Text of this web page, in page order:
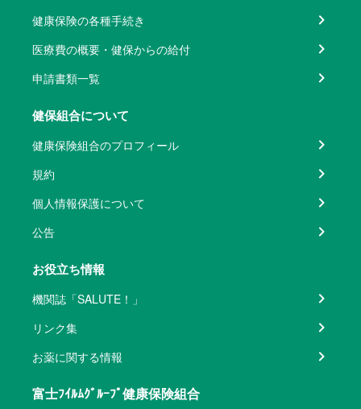
健康保険の各種手続き
医療費の概要・健保からの給付
申請書類一覧
健保組合について
健康保険組合のプロフィール
規約
個人情報保護について
公告
お役立ち情報
機関誌「SALUTE！」
リンク集
お薬に関する情報
富士ﾌｲﾙﾑｸﾞﾙｰﾌﾟ健康保険組合